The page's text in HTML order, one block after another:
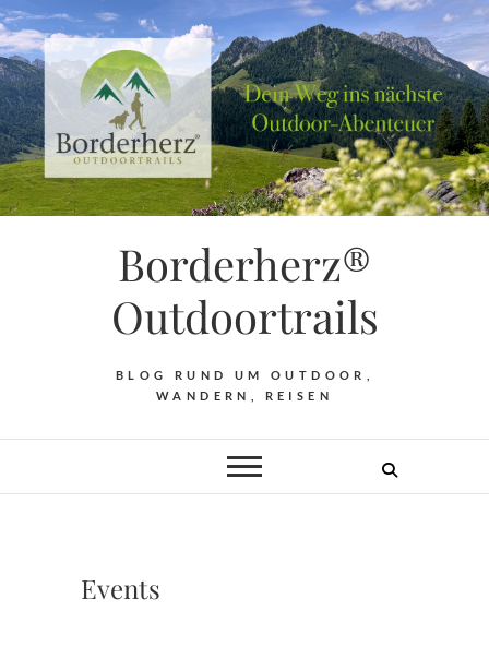
Borderherz®
Outdoortrails
BLOG RUND UM OUTDOOR,
WANDERN, REISEN
Events